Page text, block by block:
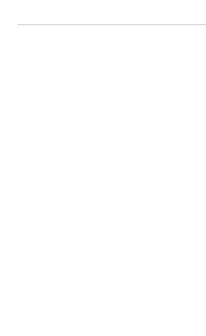
државност. Тој е